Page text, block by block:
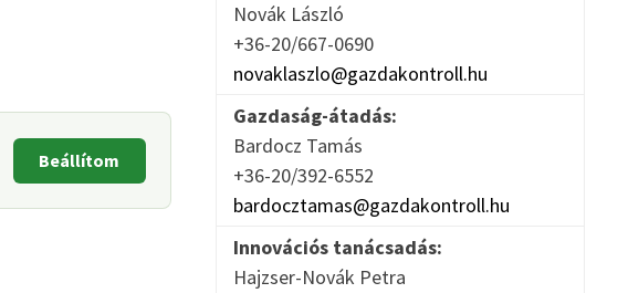
Beállítom
Novák László
+36-20/667-0690
novaklaszlo@gazdakontroll.hu
Gazdaság-átadás:
Bardocz Tamás
+36-20/392-6552
bardocztamas@gazdakontroll.hu
Innovációs tanácsadás:
Hajzser-Novák Petra